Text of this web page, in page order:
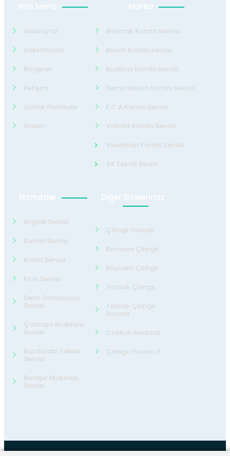
Hızlı Menü
Anasayfa
Hakkımızda
Bölgeler
İletişim
Gizlilik Politikası
Galeri
Marka
Baymak Kombi Servisi
Bosch Kombi Servisi
Buderus Kombi Servisi
Demirdöküm Kombi Servisi
E.C.A Kombi Servisi
Valiant Kombi Servisi
Viessman Kombi Servisi
24 Teknik Servis
Hizmetler
Arçelik Servisi
Kombi Servisi
Klima Servisi
Fırın Servisi
Derin Dondurucu
Servisi
Çamaşır Makinesi
Servisi
Buzdolabı Teknik
Servisi
Bulaşık Makinesi
Servisi
Diğer Sitelerimiz
Çilingir Hocası
Bornova Çilingir
Bayraklı Çilingir
Torbalı Çilingir
Torbalı Çilingir
Hocası
Coşkun Anahtar
Çilingir Hocası 2